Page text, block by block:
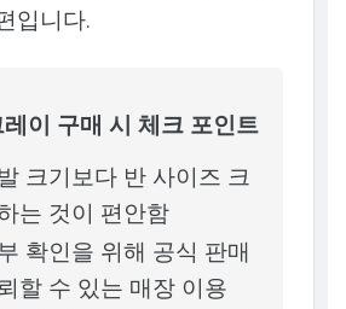
입니다.
이 구매 시 체크 포인트
크기보다 반 사이즈 크
는 것이 편안함
확인을 위해 공식 판매
할 수 있는 매장 이용